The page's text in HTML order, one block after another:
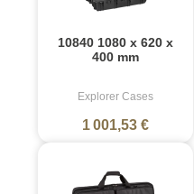
10840 1080 x 620 x
400 mm
Explorer Cases
1 001,53 €